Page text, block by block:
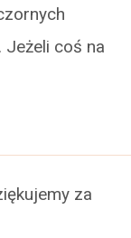
Jeżeli coś na
za